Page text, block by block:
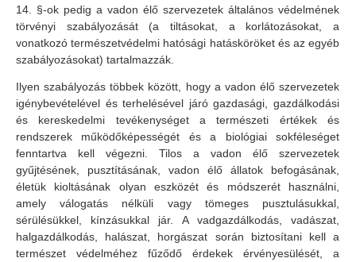
14. §-ok pedig a vadon élő szervezetek általános védelmének
törvényi szabályozását (a tiltásokat, a korlátozásokat, a
vonatkozó természetvédelmi hatósági hatásköröket és az egyéb
szabályozásokat) tartalmazzák.
Ilyen szabályozás többek között, hogy a vadon élő szervezetek
igénybevételével és terhelésével járó gazdasági, gazdálkodási
és kereskedelmi tevékenységet a természeti értékek és
rendszerek működőképességét és a biológiai sokféleséget
fenntartva kell végezni. Tilos a vadon élő szervezetek
gyűjtésének, pusztításának, vadon élő állatok befogásának,
életük kioltásának olyan eszközét és módszerét használni,
amely válogatás nélküli vagy tömeges pusztulásukkal,
sérülésükkel, kínzásukkal jár. A vadgazdálkodás, vadászat,
halgazdálkodás, halászat, horgászat során biztosítani kell a
természet védelméhez fűződő érdekek érvényesülését, a